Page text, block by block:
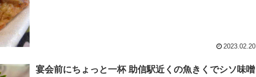
2023.02.20
宴会前にちょっと一杯 助信駅近くの魚きくでシソ味噌